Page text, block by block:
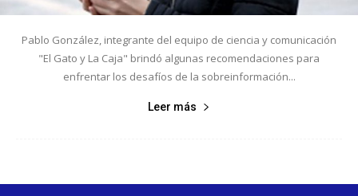
Pablo González, integrante del equipo de ciencia y comunicación
"El Gato y La Caja" brindó algunas recomendaciones para
enfrentar los desafíos de la sobreinformación...
Leer más